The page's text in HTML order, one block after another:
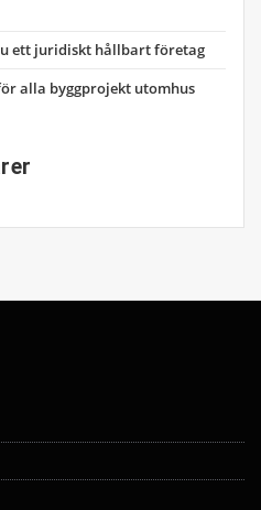
ett juridiskt hållbart företag
alla byggprojekt utomhus